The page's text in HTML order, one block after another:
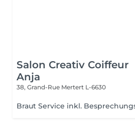
Salon Creativ Coiffeur
Anja
38, Grand-Rue Mertert L-6630
Braut Service inkl.